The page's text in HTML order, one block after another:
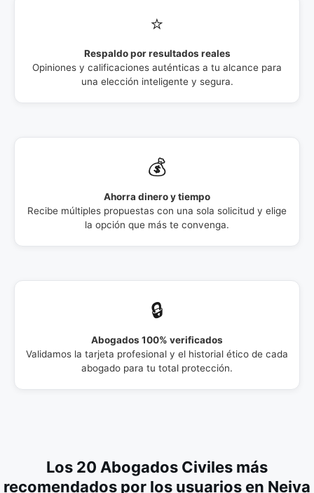
⭐
Respaldo por resultados reales
Opiniones y calificaciones auténticas a tu alcance para
una elección inteligente y segura.
💰
Ahorra dinero y tiempo
Recibe múltiples propuestas con una sola solicitud y elige
la opción que más te convenga.
🔒
Abogados 100% verificados
Validamos la tarjeta profesional y el historial ético de cada
abogado para tu total protección.
Los 20 Abogados Civiles más
recomendados por los usuarios en Neiva